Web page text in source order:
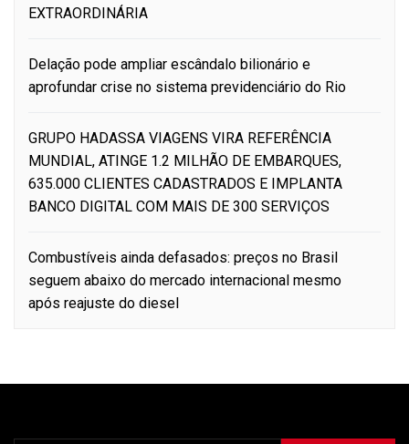
EXTRAORDINÁRIA
Delação pode ampliar escândalo bilionário e
aprofundar crise no sistema previdenciário do Rio
GRUPO HADASSA VIAGENS VIRA REFERÊNCIA
MUNDIAL, ATINGE 1.2 MILHÃO DE EMBARQUES,
635.000 CLIENTES CADASTRADOS E IMPLANTA
BANCO DIGITAL COM MAIS DE 300 SERVIÇOS
Combustíveis ainda defasados: preços no Brasil
seguem abaixo do mercado internacional mesmo
após reajuste do diesel